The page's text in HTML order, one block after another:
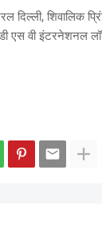
दिल्ली,
एस वी इंटरनेशनल